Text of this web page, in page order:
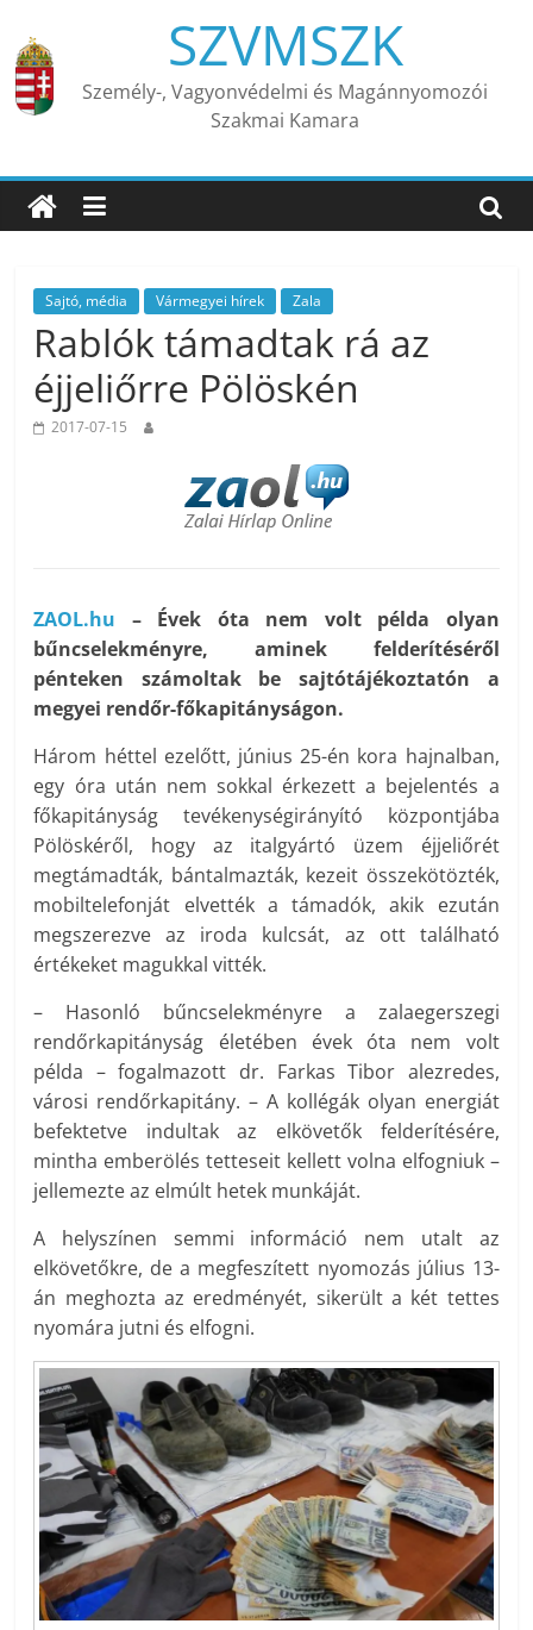
content
SZVMSZK
Személy-, Vagyonvédelmi és Magánnyomozói
Szakmai Kamara
Sajtó, média Vármegyei hírek Zala
Rablók támadtak rá az
éjjeliőrre Pölöskén
2017-07-15
ZAOL.hu – Évek óta nem volt példa olyan
bűncselekményre, aminek felderítéséről
pénteken számoltak be sajtótájékoztatón a
megyei rendőr-főkapitányságon.
Három héttel ezelőtt, június 25-én kora hajnalban,
egy óra után nem sokkal érkezett a bejelentés a
főkapitányság tevékenységirányító központjába
Pölöskéről, hogy az italgyártó üzem éjjeliőrét
megtámadták, bántalmazták, kezeit összekötözték,
mobiltelefonját elvették a támadók, akik ezután
megszerezve az iroda kulcsát, az ott található
értékeket magukkal vitték.
– Hasonló bűncselekményre a zalaegerszegi
rendőrkapitányság életében évek óta nem volt
példa – fogalmazott dr. Farkas Tibor alezredes,
városi rendőrkapitány. – A kollégák olyan energiát
befektetve indultak az elkövetők felderítésére,
mintha emberölés tetteseit kellett volna elfogniuk –
jellemezte az elmúlt hetek munkáját.
A helyszínen semmi információ nem utalt az
elkövetőkre, de a megfeszített nyomozás július 13-
án meghozta az eredményét, sikerült a két tettes
nyomára jutni és elfogni.